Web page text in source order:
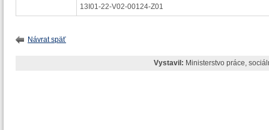
13I01-22-V02-00124-Z01
Návrat späť
Vystavil: Ministerstvo práce,